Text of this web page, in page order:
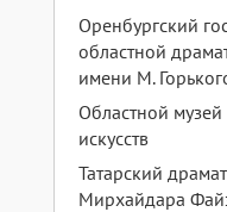
Оренбургский
областной
имени М.
Областной
искусств
Татарский
Мирхайдара